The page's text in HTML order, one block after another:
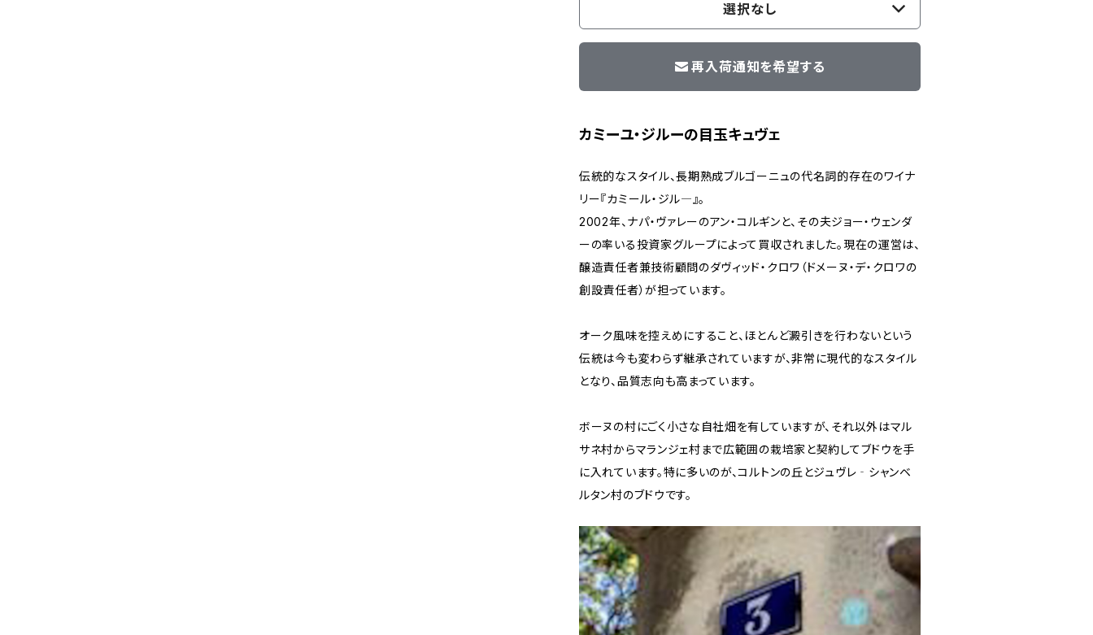
選択なし
再入荷通知を希望する
カミーユ・ジルーの目玉キュヴェ
伝統的なスタイル、長期熟成ブルゴーニュの代名詞的存在のワイナ
リー『カミール・ジル―』。
2002年、ナパ・ヴァレーのアン・コルギンと、その夫ジョー・ウェンダ
ーの率いる投資家グループによって買収されました。現在の運営は、
醸造責任者兼技術顧問のダヴィッド・クロワ（ドメーヌ・デ・クロワの
創設責任者）が担っています。
オーク風味を控えめにすること、ほとんど澱引きを行わないという
伝統は今も変わらず継承されていますが、非常に現代的なスタイル
となり、品質志向も高まっています。
ボーヌの村にごく小さな自社畑を有していますが、それ以外はマル
サネ村からマランジェ村まで広範囲の栽培家と契約してブドウを手
に入れています。特に多いのが、コルトンの丘とジュヴレ‐シャンベ
ルタン村のブドウです。